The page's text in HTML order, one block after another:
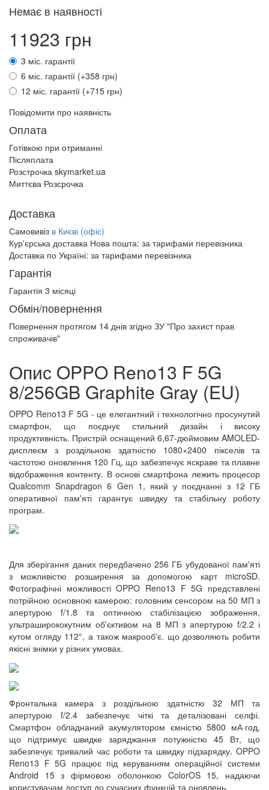
Немає в наявності
11923 грн
3 міс. гарантії
6 міс. гарантії (+358 грн)
12 міс. гарантії (+715 грн)
Повідомити про наявність
Оплата
Готівкою при отриманні
Післяплата
Розстрочка skymarket.ua
Миттєва Розсрочка
Доставка
Самовивіз в Києві (офіс)
Кур'єрська доставка Нова пошта: за тарифами перевізника
Доставка по Україні: за тарифами перевізника
Гарантія
Гарантія 3 місяці
Обмін/повернення
Повернення протягом 14 днів згідно ЗУ "Про захист прав
спроживачів"
Опис OPPO Reno13 F 5G
8/256GB Graphite Gray (EU)
OPPO Reno13 F 5G - це елегантний і технологічно просунутий
смартфон, що поєднує стильний дизайн і високу
продуктивність. Пристрій оснащений 6,67-дюймовим AMOLED-
дисплеєм з роздільною здатністю 1080×2400 пікселів та
частотою оновлення 120 Гц, що забезпечує яскраве та плавне
відображення контенту. В основі смартфона лежить процесор
Qualcomm Snapdragon 6 Gen 1, який у поєднанні з 12 ГБ
оперативної пам'яті гарантує швидку та стабільну роботу
програм.
Для зберігання даних передбачено 256 ГБ убудованої пам'яті
з можливістю розширення за допомогою карт microSD.
Фотографічні можливості OPPO Reno13 F 5G представлені
потрійною основною камерою: головним сенсором на 50 МП з
апертурою f/1.8 та оптичною стабілізацією зображення,
ультраширококутним об'єктивом на 8 МП з апертурою f/2.2 і
кутом огляду 112°, а також макрооб'є. що дозволяють робити
якісні знімки у різних умовах.
Фронтальна камера з роздільною здатністю 32 МП та
апертурою f/2.4 забезпечує чіткі та деталізовані селфі.
Смартфон обладнаний акумулятором ємністю 5800 мА·год,
що підтримує швидке заряджання потужністю 45 Вт, що
забезпечує тривалий час роботи та швидку підзарядку. OPPO
Reno13 F 5G працює під керуванням операційної системи
Android 15 з фірмовою оболонкою ColorOS 15, надаючи
користувачам доступ до сучасних функцій та оновлень.